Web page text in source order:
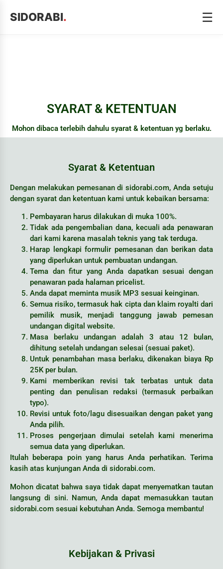
SIDORABI. ☰
SYARAT & KETENTUAN
Mohon dibaca terlebih dahulu syarat & ketentuan yg berlaku.
Syarat & Ketentuan
Dengan melakukan pemesanan di sidorabi.com, Anda setuju
dengan syarat dan ketentuan kami untuk kebaikan bersama:
Pembayaran harus dilakukan di muka 100%.
Tidak ada pengembalian dana, kecuali ada penawaran
dari kami karena masalah teknis yang tak terduga.
Harap lengkapi formulir pemesanan dan berikan data
yang diperlukan untuk pembuatan undangan.
Tema dan fitur yang Anda dapatkan sesuai dengan
penawaran pada halaman pricelist.
Anda dapat meminta musik MP3 sesuai keinginan.
Semua risiko, termasuk hak cipta dan klaim royalti dari
pemilik musik, menjadi tanggung jawab pemesan
undangan digital website.
Masa berlaku undangan adalah 3 atau 12 bulan,
dihitung setelah undangan selesai (sesuai paket).
Untuk penambahan masa berlaku, dikenakan biaya Rp
25K per bulan.
Kami memberikan revisi tak terbatas untuk data
penting dan penulisan redaksi (termasuk perbaikan
typo).
Revisi untuk foto/lagu disesuaikan dengan paket yang
Anda pilih.
Proses pengerjaan dimulai setelah kami menerima
semua data yang diperlukan.
Itulah beberapa poin yang harus Anda perhatikan. Terima
kasih atas kunjungan Anda di sidorabi.com.
Mohon dicatat bahwa saya tidak dapat menyematkan tautan
langsung di sini. Namun, Anda dapat memasukkan tautan
sidorabi.com sesuai kebutuhan Anda. Semoga membantu!
Kebijakan & Privasi